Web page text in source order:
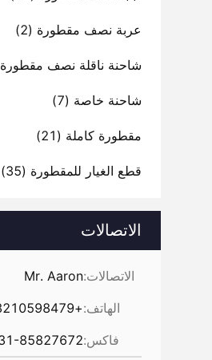
عربة نصف مقطورة (2)
شاحنة ناقلة نصف مقطورة
شاحنة خاصة (7)
مقطورة كاملة (21)
قطع الغيار للمقطورة (35)
الاتصالات
الاتصالات:Mr. Aaron
الهاتف:
فاكس: